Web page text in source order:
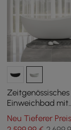
Zeitgenössisches
Einweichbad mit
Mittelabfall in
Weiß
Neu Tieferer Preis